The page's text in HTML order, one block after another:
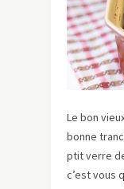
Le bon
bonne
ptit verre
c’est vous